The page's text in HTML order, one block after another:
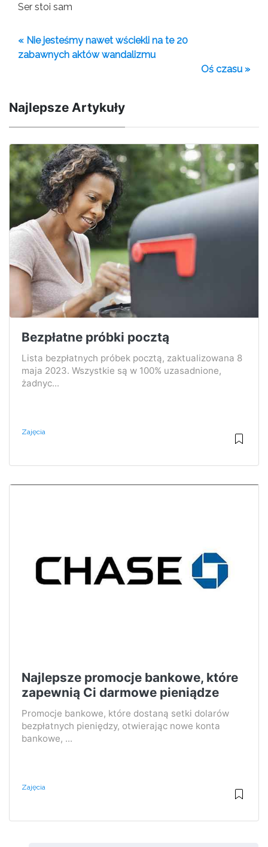
Ser stoi sam
« Nie jesteśmy nawet wściekli na te 20
zabawnych aktów wandalizmu
Oś czasu »
Najlepsze Artykuły
Bezpłatne próbki pocztą
Lista bezpłatnych próbek pocztą, zaktualizowana 8
maja 2023. Wszystkie są w 100% uzasadnione,
żadnyc...
Zajęcia
Najlepsze promocje bankowe, które
zapewnią Ci darmowe pieniądze
Promocje bankowe, które dostaną setki dolarów
bezpłatnych pieniędzy, otwierając nowe konta
bankowe, ...
Zajęcia